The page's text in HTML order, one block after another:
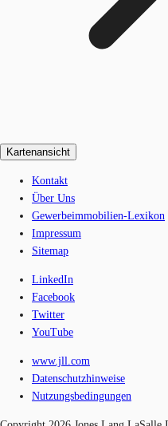
Kartenansicht
Kontakt
Über Uns
Gewerbeimmobilien-Lexikon
Impressum
Sitemap
LinkedIn
Facebook
Twitter
YouTube
www.jll.com
Datenschutzhinweise
Nutzungsbedingungen